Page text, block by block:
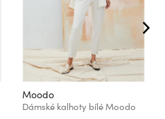
Moodo
Dámské kalhoty bílé Moodo